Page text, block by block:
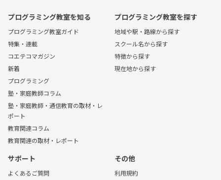
プログラミング教室を知る
プログラミング教室ガイド
特集・連載
コエテコマガジン
新着
プログラミング
塾・家庭教師コラム
塾・家庭教師・通信教育の取材・レ
ポート
教育関連コラム
教育関連の取材・レポート
プログラミング教室を探す
地域や駅・路線から探す
スクール名から探す
特徴から探す
現在地から探す
サポート
よくあるご質問
その他
利用規約